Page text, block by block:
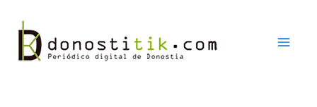
contenido